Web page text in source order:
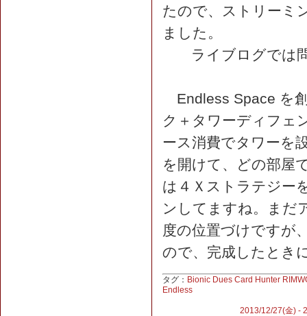
たので、ストリーミ
ました。
ライブログでは問
Endless Space を
ク＋タワーディフェ
ース消費でタワーを
を開けて、どの部屋
は４Ｘストラテジー
ンしてますね。まだ
度の位置づけですが
ので、完成したとき
タグ： Bionic Dues Card Hunter
Endless
2013/12/27(金) -